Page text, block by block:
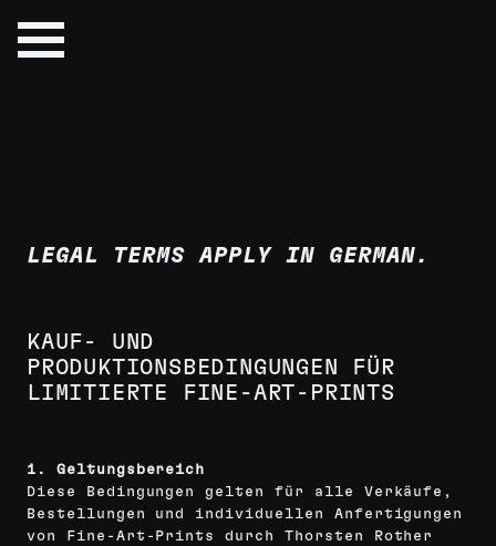
toFine
TERMS
LEGAL TERMS APPLY IN GERMAN.
KAUF- UND
PRODUKTIONSBEDINGUNGEN FÜR
LIMITIERTE FINE-ART-PRINTS
1. Geltungsbereich
Diese Bedingungen gelten für alle Verkäufe,
Bestellungen und individuellen Anfertigungen
von Fine-Art-Prints durch Thorsten Rother